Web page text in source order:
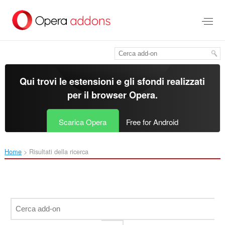
contenuto
Qui trovi le estensioni e gli sfondi realizzati
per il browser Opera.
Scarica Opera Free for Android
Home Risultati della ricerca